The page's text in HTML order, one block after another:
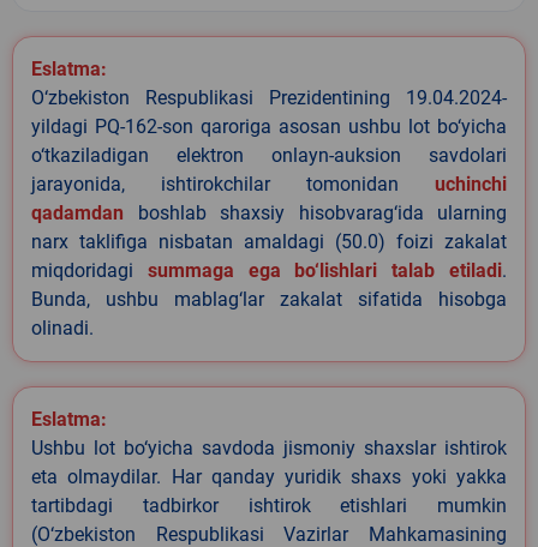
Eslatma:
O‘zbekiston Respublikasi Prezidentining 19.04.2024-
yildagi PQ-162-son qaroriga asosan ushbu lot bo‘yicha
o‘tkaziladigan elektron onlayn-auksion savdolari
jarayonida, ishtirokchilar tomonidan uchinchi
qadamdan boshlab shaxsiy hisobvarag‘ida ularning
narx taklifiga nisbatan amaldagi (50.0) foizi zakalat
miqdoridagi summaga ega bo‘lishlari talab etiladi.
Bunda, ushbu mablag‘lar zakalat sifatida hisobga
olinadi.
Eslatma:
Ushbu lot bo‘yicha savdoda jismoniy shaxslar ishtirok
eta olmaydilar. Har qanday yuridik shaxs yoki yakka
tartibdagi tadbirkor ishtirok etishlari mumkin
(O‘zbekiston Respublikasi Vazirlar Mahkamasining